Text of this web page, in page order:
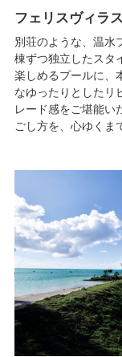
フェリスヴィラ
別荘のような、温水
棟ずつ独立したスタ
楽しめるプールに、
なゆったりとしたリ
レード感をご堪能い
ごし方を、心ゆくま